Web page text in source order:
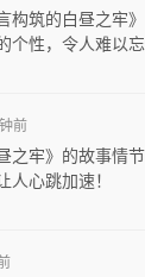
构筑的白昼之牢
个性，令人难以忘
前
之牢》的故事情
人心跳加速！